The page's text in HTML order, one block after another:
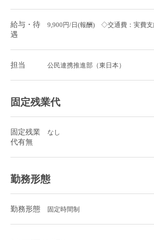
給与・待
遇
9,900円/日(報酬) ◇交通費：実費支
担当 公民連携推進部（東日本）
固定残業代
固定残業
代有無
なし
勤務形態
勤務形態 固定時間制